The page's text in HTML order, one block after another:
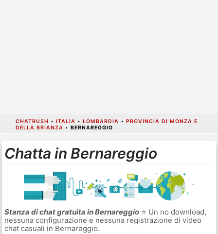
CHATRUSH • ITALIA • LOMBARDIA • PROVINCIA DI MONZA E
DELLA BRIANZA • BERNAREGGIO
Chatta in Bernareggio
Stanza di chat gratuita in Bernareggio⭐ Un no download,
nessuna configurazione e nessuna registrazione di video
chat casuali in Bernareggio.